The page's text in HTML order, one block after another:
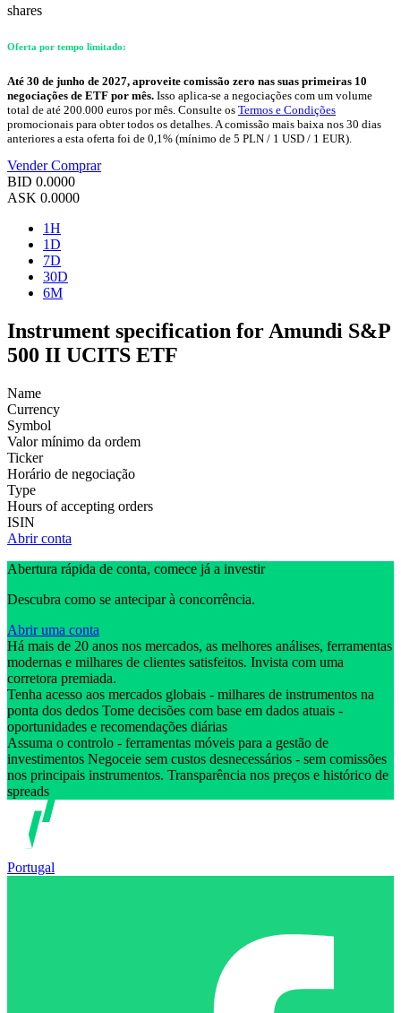
shares
Oferta por tempo limitado:
Até 30 de junho de 2027, aproveite comissão zero nas suas primeiras 10
negociações de ETF por mês. Isso aplica-se a negociações com um volume
total de até 200.000 euros por mês. Consulte os Termos e Condições
promocionais para obter todos os detalhes. A comissão mais baixa nos 30 dias
anteriores a esta oferta foi de 0,1% (mínimo de 5 PLN / 1 USD / 1 EUR).
VenderComprar
BID 0.0000
ASK 0.0000
1H
1D
7D
30D
6M
Instrument specification for Amundi S&P
500 II UCITS ETF
Name
Currency
Symbol
Valor mínimo da ordem
Ticker
Horário de negociação
Type
Hours of accepting orders
ISIN
Abrir conta
Abertura rápida de conta, comece já a investir
Descubra como se antecipar à concorrência.
Abrir uma conta
Há mais de 20 anos nos mercados, as melhores análises, ferramentas
modernas e milhares de clientes satisfeitos. Invista com uma
corretora premiada.
Tenha acesso aos mercados globais - milhares de instrumentos na
ponta dos dedos Tome decisões com base em dados atuais -
oportunidades e recomendações diárias
Assuma o controlo - ferramentas móveis para a gestão de
investimentos Negoceie sem custos desnecessários - sem comissões
nos principais instrumentos. Transparência nos preços e histórico de
spreads
Portugal